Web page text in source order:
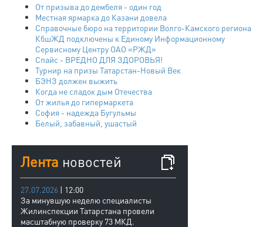
От призыва до дембеля - один год
Местная ярмарка до Казани довела
Справочные бюро на территории Волго-Камского региона
КбшЖД подключены к Единому Информационному
Сервисному Центру ОАО «РЖД»
Спайс - ВРЕДНО ДЛЯ ЗДОРОВЬЯ!
Турнир на призы Татарстан-Новый Век
БЭНЗ должен выжить
Когда не сладок дым Отечества
От жилья до гипермаркета
София - надежда Бугульмы
Белый, забавный, ушастый
Лента новостей
27.07.2026 | 12:00
За минувшую неделю специалисты
Жилинспекции Татарстана провели
масштабную проверку 73 МКД.